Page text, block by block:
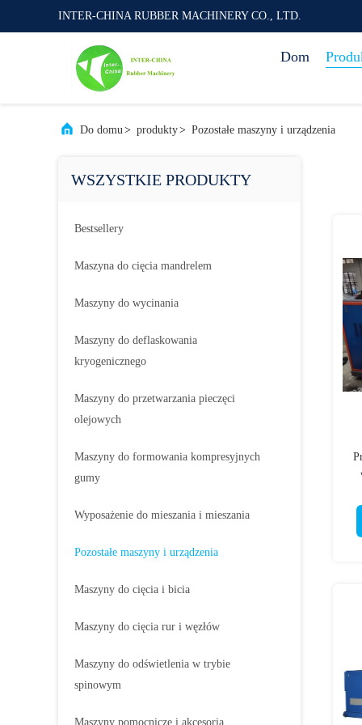
INTER-CHINA RUBBER MACHINERY CO., LTD.
Dom
Do domu> produkty> Pozostałe maszyny i urządzenia
WSZYSTKIE PRODUKTY
Bestsellery
Maszyna do cięcia mandrelem
Maszyny do wycinania
Maszyny do deflaskowania
kryogenicznego
Maszyny do przetwarzania pieczęci
olejowych
Maszyny do formowania kompresyjnych
gumy
Wyposażenie do mieszania i mieszania
Pozostałe maszyny i urządzenia
Maszyny do cięcia i bicia
Maszyny do cięcia rur i węzłów
Maszyny do odświetlenia w trybie
spinowym
Maszyny pomocnicze i akcesoria